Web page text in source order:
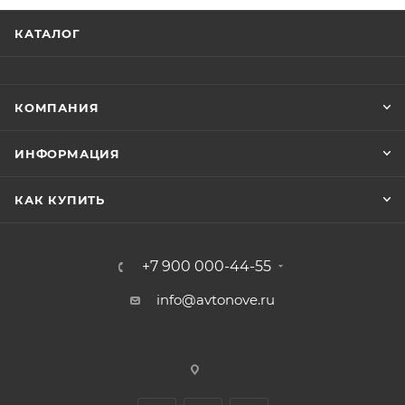
КАТАЛОГ
КОМПАНИЯ
ИНФОРМАЦИЯ
КАК КУПИТЬ
+7 900 000-44-55
info@avtonove.ru